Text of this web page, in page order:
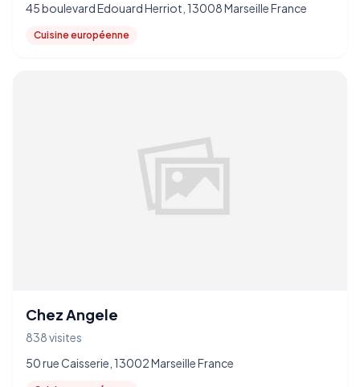
45 boulevard Edouard Herriot, 13008 Marseille France
Cuisine européenne
Chez Angele
838 visites
50 rue Caisserie, 13002 Marseille France